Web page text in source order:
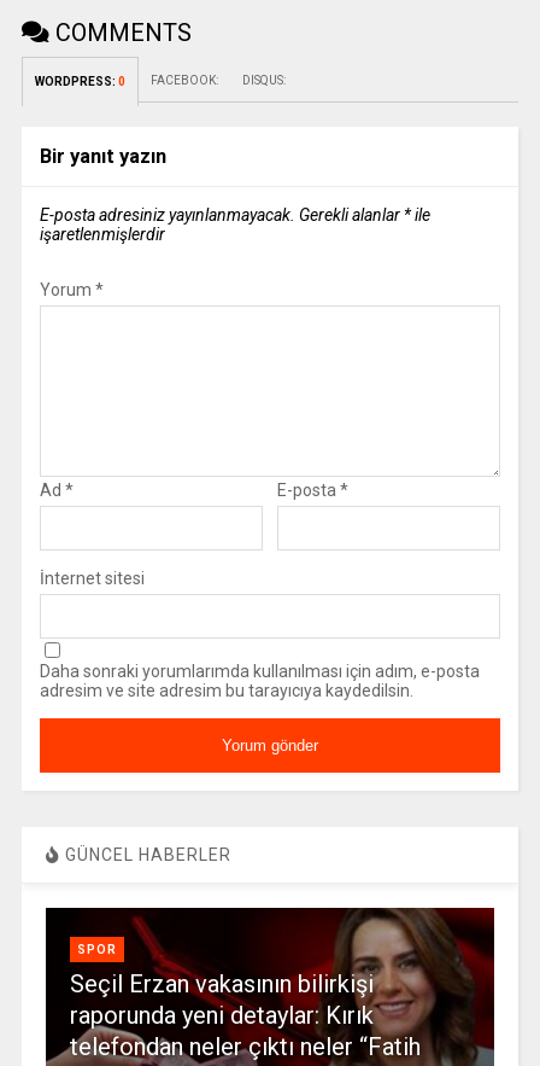
COMMENTS
WORDPRESS: 0 FACEBOOK: DISQUS:
Bir yanıt yazın
E-posta adresiniz yayınlanmayacak. Gerekli alanlar *ile
işaretlenmişlerdir
Yorum *
Ad * E-posta *
İnternet sitesi
Daha sonraki yorumlarımda kullanılması için adım, e-posta
adresim ve site adresim bu tarayıcıya kaydedilsin.
GÜNCEL HABERLER
SPOR
Seçil Erzan vakasının bilirkişi
raporunda yeni detaylar: Kırık
telefondan neler çıktı neler “Fatih